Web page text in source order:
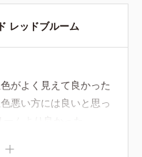
ィネートするのが大好
！なアイテムになりま
レッドブルーム
がよく見えて良かった
悪い方には良いと思っ
ムより良かった。